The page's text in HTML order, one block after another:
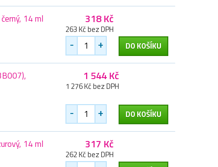
14 ml 318 Kč
263 Kč bez DPH
- + DO KOŠÍKU
1 544 Kč
1 276 Kč bez DPH
- + DO KOŠÍKU
14 ml 317 Kč
262 Kč bez DPH